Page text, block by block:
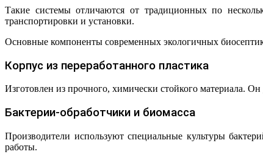
Такие системы отличаются от традиционных по
транспортировки и установки.
Основные компоненты современных экологичных
Корпус из переработанного пластика
Изготовлен из прочного, химически стойкого материала.
Бактерии-обработчики и биомасса
Производители используют специальные культуры
работы.